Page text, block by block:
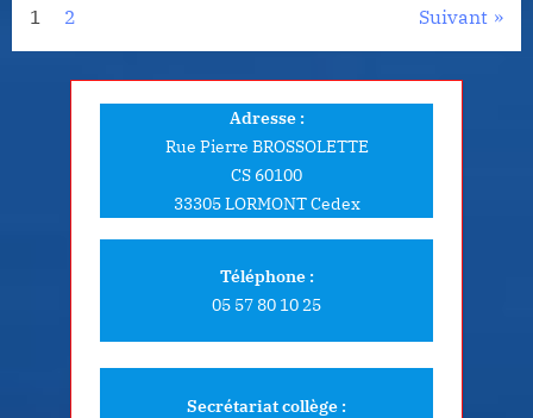
Pagination
des
1 2 Suivant
Adresse :
Rue Pierre BROSSOLETTE
CS 60100
33305 LORMONT Cedex
Téléphone :
05 57 80 10 25
Secrétariat collège :